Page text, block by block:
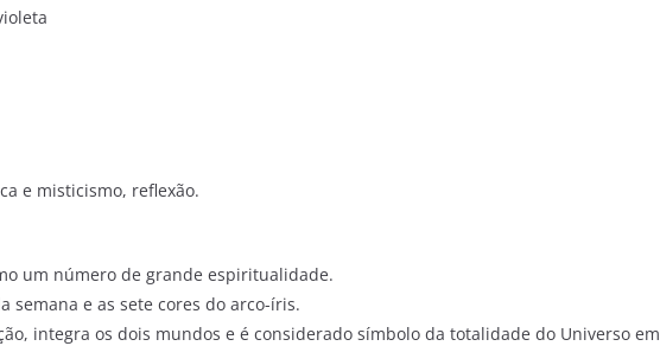
e misticismo, reflexão.
um número de grande espiritualidade.
semana e as sete cores do arco-íris.
integra os dois mundos e é considerado símbolo da totalidade do Universo em